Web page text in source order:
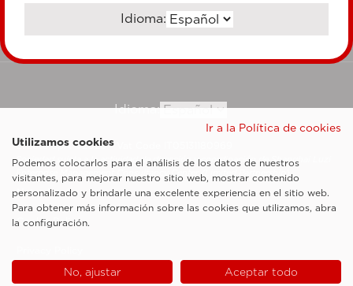
Idioma:
Esaote SpA ©2026 - Vat Code IT05131180969
Sociedad sujeta a la actividad de dirección y coordinación de Shanghai Luzi
Enterprise Management Consultancy Center (Limited Partnership)
Notas legales
Cookie Policy
Idioma:
Ir a la Política de cookies
Utilizamos cookies
Podemos colocarlos para el análisis de los datos de nuestros
visitantes, para mejorar nuestro sitio web, mostrar contenido
personalizado y brindarle una excelente experiencia en el sitio web.
Para obtener más información sobre las cookies que utilizamos, abra
la configuración.
No, ajustar Aceptar todo